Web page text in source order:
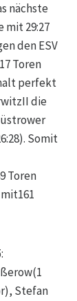
nächste
mit 29:27
den ESV
Toren
perfekt
die
Somit
Toren
Stefan